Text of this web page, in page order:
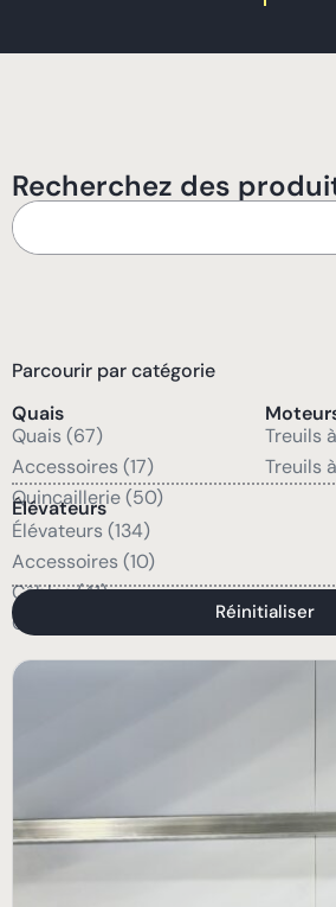
Recherchez des
Parcourir par catégorie
Quais
Quais (67)
Accessoires (17)
Quincaillerie (50)
Treuils
Treuils
Élévateurs
Élévateurs (134)
Accessoires (10)
Câbles (41)
Quincaillerie (47)
Réinitialiser